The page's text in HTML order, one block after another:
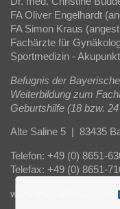
FA Oliver Engelhardt
FA Simon Kraus
Fachärzte für
Sportmedizin -
Befugnis der
Weiterbildung zum
Geburtshilfe (18 bzw.
Alte Saline 5 | 83435
Telefon: +49 (0) 8651-
Telefax: +49 (0) 8651-
www.mvz-altesaline.de